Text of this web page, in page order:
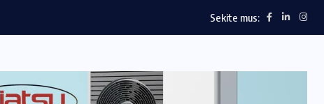
Ministrės dr. M. Jakubauskienės komandos veiklos
Sekite mus: